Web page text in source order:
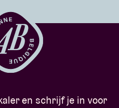
en schrijf je in voor